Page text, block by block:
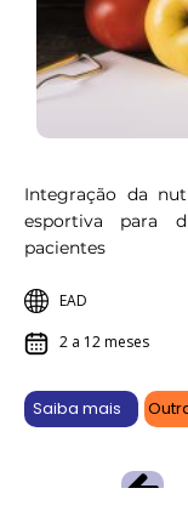
Integração da
esportiva para
pacientes
EAD
2 a 12 meses
Saiba mais